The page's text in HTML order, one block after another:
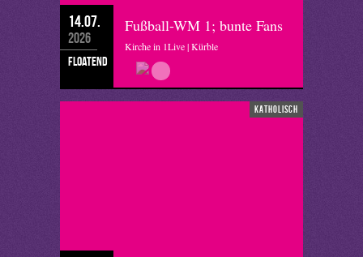
14.07.
2026
floatend
Fußball-WM 1; bunte Fans
Kirche in 1Live | Kürble
katholisch